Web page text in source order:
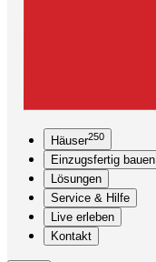
Häuser250
Einzugsfertig bauen
Lösungen
Service & Hilfe
Live erleben
Kontakt